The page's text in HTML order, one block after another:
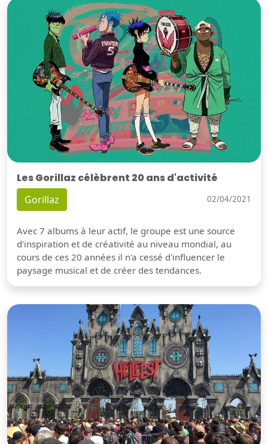
Les Gorillaz célèbrent 20 ans d'activité
Gorillaz 02/04/2021
Avec 7 albums à leur actif, le groupe est une source
d'inspiration et de créativité au niveau mondial, au
cours de ces 20 années il n'a cessé d'influencer le
paysage musical et de créer des tendances.